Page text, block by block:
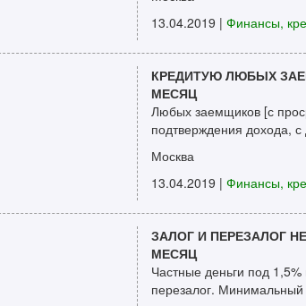
13.04.2019 | Финансы,
КРЕДИТУЮ ЛЮБЫХ
МЕСЯЦ
Любых заемщиков [с
подтверждения дохода,
Москва
13.04.2019 | Финансы,
ЗАЛОГ И ПЕРЕЗАЛОГ
МЕСЯЦ
Частные деньги под
перезалог.